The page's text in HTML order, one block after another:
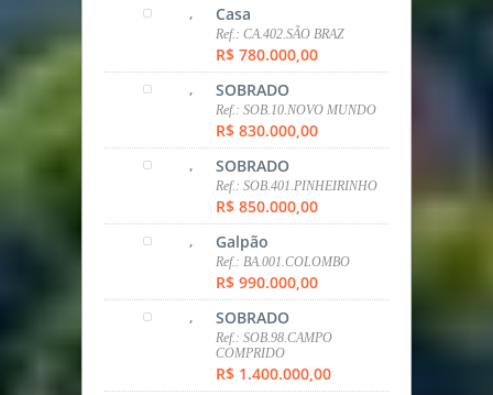
, Casa
Ref.: CA.402.SÃO BRAZ
R$ 780.000,00
, SOBRADO
Ref.: SOB.10.NOVO MUNDO
R$ 830.000,00
, SOBRADO
Ref.: SOB.401.PINHEIRINHO
R$ 850.000,00
, Galpão
Ref.: BA.001.COLOMBO
R$ 990.000,00
, SOBRADO
Ref.: SOB.98.CAMPO
COMPRIDO
R$ 1.400.000,00